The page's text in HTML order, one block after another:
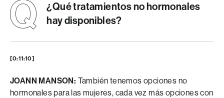
¿Qué tratamientos no hormonales
hay disponibles?
[0:11:10]
JOANN MANSON: También tenemos opciones no
hormonales para las mujeres, cada vez más opciones con